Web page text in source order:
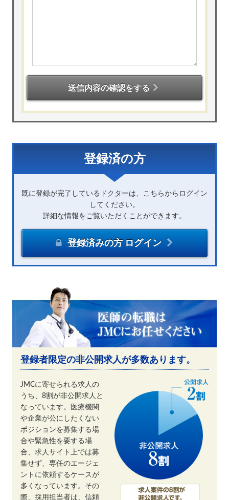
送信内容の確認をする
登録済の方
既に登録が完了しているドクターは、こちらからログイン
してください。
詳細な情報をご覧いただくことができます。
登録済みの方 ログイン
登録者限定の非公開求人が多数あります。
JMCに寄せられる求人の
うち、8割が非公開求人と
なっています。医療機関
や企業が公にしたくない
ポジションを募集する場
合や緊急性を要する場
合、求人サイト上では募
集せず、専任のエージェ
ントに依頼するケースが
多くなっています。その
際、採用担当者は、信頼